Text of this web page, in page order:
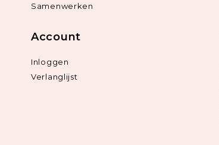
Samenwerken
Account
Inloggen
Verlanglijst